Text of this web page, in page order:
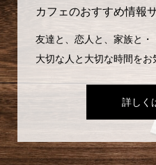
友達と、恋人と、家族と・
大切な人と大切な時間をお